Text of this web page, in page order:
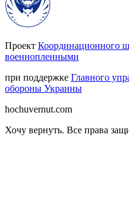
Проект Координационного
военнопленными
при поддержке Главного
обороны Украины
hochuvernut.com
Хочу вернуть. Все права